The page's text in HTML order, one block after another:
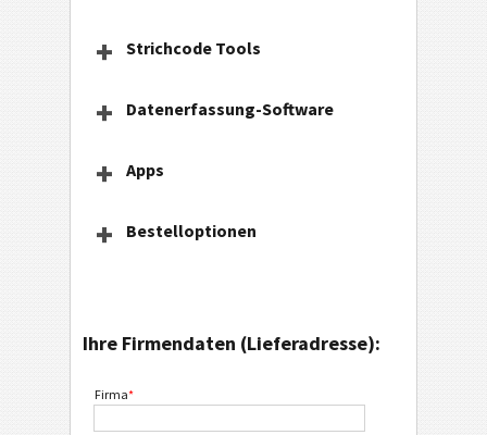
Strichcode Tools
Datenerfassung-Software
Apps
Bestelloptionen
Ihre Firmendaten (Lieferadresse):
Firma*